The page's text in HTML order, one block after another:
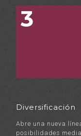
Diversificación
Abre una nueva
posibilidades